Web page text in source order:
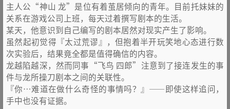
主人公“神山 龙”是位有着茧居倾向的青年。目前托妹妹的
关系在游戏公司上班，每天过着撰写剧本的生活。
某天，他意识到自己编写的剧本居然对现实产生了影响。
虽然起初觉得『太过荒谬』，但抱着半开玩笑地心态进行数
次实验后，结果竟全都是值得确信的内容。
龙越陷越深，然而同事“飞鸟 四郎”注意到了接连发生的事
件与龙所操刀剧本之间的关联性。
『你…难道在做什么奇怪的事情吗？』——即使这样追问，
手中也没有证据。